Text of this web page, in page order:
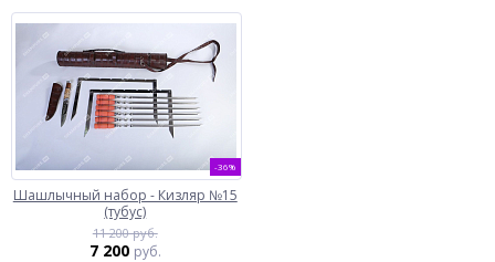
-36%
Шашлычный набор - Кизляр №15
(тубус)
11 200 руб.
7 200 руб.